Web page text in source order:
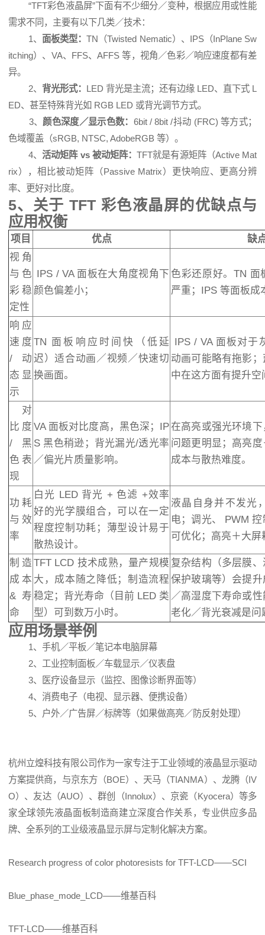
“TFT彩色液晶屏”下面有不少细分／变种，根据应用或性能
需求不同，主要有以下几类／技术：
1、 面板类型：TN（Twisted Nematic）、IPS（InPlane Sw
itching）、VA、FFS、AFFS 等，视角／色彩／响应速度都有差
异。
2、 背光形式： LED 背光是主流；还有边缘 LED、直下式 L
ED、甚至特殊背光如 RGB LED 或背光调节方式。
3、 颜色深度／显示色数： 6bit / 8bit /抖动 (FRC) 等方式；
色域覆盖（sRGB, NTSC, AdobeRGB 等）。
4、活动矩阵 vs 被动矩阵：TFT就是有源矩阵（Active Mat
rix），相比被动矩阵（Passive Matrix）更快响应、更高分辨
率、更好对比度。
5、关于 TFT 彩色液晶屏的优缺点与
应用权衡
项目 优点
缺
视角
与色
彩稳
定性
IPS / VA 面板在大角度视角下
颜色偏差小；
色彩还原好。TN 面
严重；IPS 等面板成
响应
速度
/动
态显
示
TN 面板响应时间快（低延
迟）适合动画／视频／快速切
换画面。
IPS / VA 面板对于
动画可能略有拖影
中在这方面有提升空
对
比度
/黑
色表
现
VA 面板对比度高，黑色深；IP
S 黑色稍逊；背光漏光/透光率
／偏光片质量影响。
在高亮或强光环境
问题更明显；高亮
成本与散热难度。
功耗
与效
率
白光 LED 背光 + 色滤 +效率
好的光学膜组合，可以在一定
程度控制功耗；薄型设计易于
散热设计。
液晶自身并不发光
电；调光、 PWM
可优化；高亮＋大屏
制造
成本
&寿
命
TFT LCD 技术成熟，量产规模
大，成本随之降低；制造流程
稳定；背光寿命（目前 LED 类
型）可到数万小时。
复杂结构（多层膜
保护玻璃等）会提
／高湿度下寿命或
老化／背光衰减是问
应用场景举例
1、手机／平板／笔记本电脑屏幕
2、工业控制面板／车载显示／仪表盘
3、医疗设备显示（监控、图像诊断界面等）
4、消费电子（电视、显示器、便携设备）
5、户外／广告屏／标牌等（如果做高亮／防反射处理）
杭州立煌科技有限公司作为一家专注于工业领域的液晶显示驱动
方案提供商，与京东方（BOE）、天马（TIANMA）、龙腾（IV
O）、 友达（AUO）、群创（Innolux）、 京瓷 （Kyocera）等多
家全球领先液晶面板制造商建立深度合作关系，专业供应多品
牌、全系列的工业级液晶显示屏与定制化解决方案。
Research progress of color photoresists for TFT-LCD——SCI
Blue_phase_mode_LCD——维基百科
TFT-LCD——维基百科